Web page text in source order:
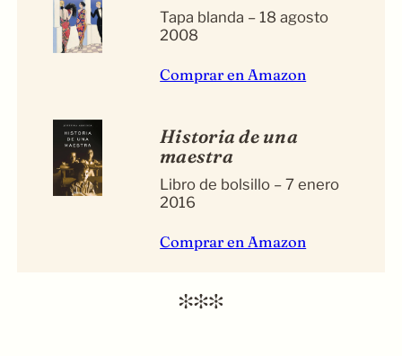
Tapa blanda – 18 agosto
2008
Comprar en Amazon
Historia de una
maestra
Libro de bolsillo – 7 enero
2016
Comprar en Amazon